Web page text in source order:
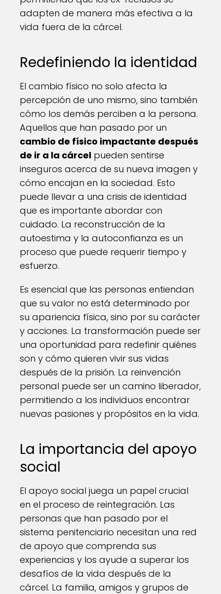
adapten de manera más efectiva a la
vida fuera de la cárcel.
Redefiniendo la identidad
El cambio físico no solo afecta la
percepción de uno mismo, sino también
cómo los demás perciben a la persona.
Aquellos que han pasado por un
cambio de físico impactante después
de ir a la cárcel pueden sentirse
inseguros acerca de su nueva imagen y
cómo encajan en la sociedad. Esto
puede llevar a una crisis de identidad
que es importante abordar con
cuidado. La reconstrucción de la
autoestima y la autoconfianza es un
proceso que puede requerir tiempo y
esfuerzo.
Es esencial que las personas entiendan
que su valor no está determinado por
su apariencia física, sino por su carácter
y acciones. La transformación puede ser
una oportunidad para redefinir quiénes
son y cómo quieren vivir sus vidas
después de la prisión. La reinvención
personal puede ser un camino liberador,
permitiendo a los individuos encontrar
nuevas pasiones y propósitos en la vida.
La importancia del apoyo
social
El apoyo social juega un papel crucial
en el proceso de reintegración. Las
personas que han pasado por el
sistema penitenciario necesitan una red
de apoyo que comprenda sus
experiencias y los ayude a superar los
desafíos de la vida después de la
cárcel. La familia, amigos y grupos de